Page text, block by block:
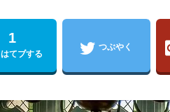
1
はてブする
つぶやく